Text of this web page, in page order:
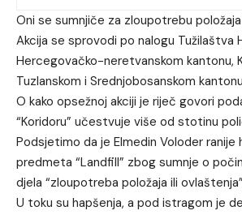
Oni se sumnjiče za zloupotrebu
Akcija se sprovodi po nalogu Tužilaštva
Hercegovačko-neretvanskom kantonu,
Tuzlanskom i Srednjobosanskom
O kako opsežnoj akciji je riječ govori
“Koridoru” učestvuje više od stotinu
Podsjetimo da je Elmedin Voloder ranije
predmeta “Landfill” zbog sumnje o
djela “zloupotreba položaja ili
U toku su hapšenja, a pod istragom je